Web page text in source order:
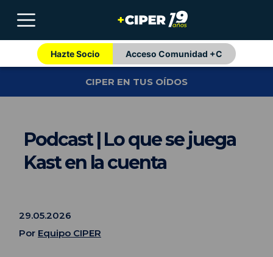
Hazte Socio Acceso Comunidad +C
CIPER EN TUS OÍDOS
Podcast | Lo que se juega
Kast en la cuenta
29.05.2026
Por Equipo CIPER